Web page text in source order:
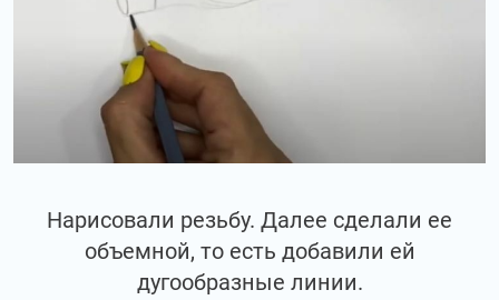
Нарисовали резьбу. Далее сделали ее
объемной, то есть добавили ей
дугообразные линии.